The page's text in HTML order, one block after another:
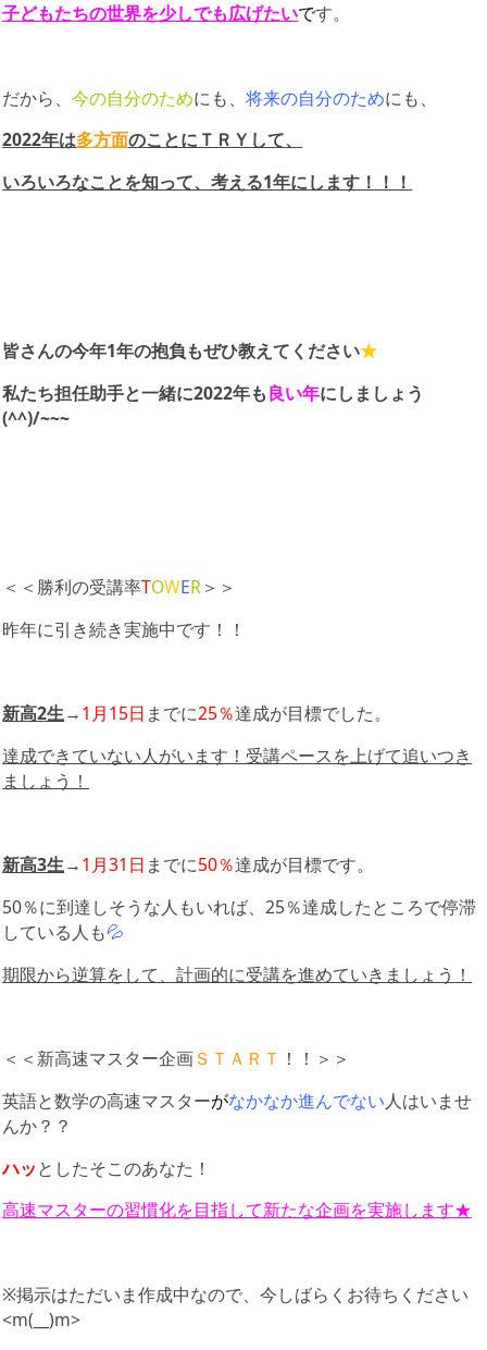
子どもたちの世界を少しでも広げたいです。
だから、今の自分のためにも、将来の自分のためにも、
2022年は多方面のことにＴＲＹして、
いろいろなことを知って、考える1年にします！！！
皆さんの今年1年の抱負もぜひ教えてください★
私たち担任助手と一緒に2022年も良い年にしましょう
(^^)/~~~
＜＜勝利の受講率TOWER＞＞
昨年に引き続き実施中です！！
新高2生→1月15日 までに25％達成が目標でした。
達成できていない人がいます！受講ペースを上げて追いつき
ましょう！
新高3生→1月31日 までに50％達成が目標です。
50％に到達しそうな人もいれば、25％達成したところで停滞
している人も💦
期限から逆算をして、計画的に受講を進めていきましょう！
＜＜新高速マスター企画ＳＴＡＲＴ ！！＞＞
英語と数学の高速マスターがなかなか進んでない人はいませ
んか？？
ハッとしたそこのあなた！
高速マスターの習慣化を目指して新たな企画を実施します★
※掲示はただいま作成中なので、今しばらくお待ちください
<m(__)m>